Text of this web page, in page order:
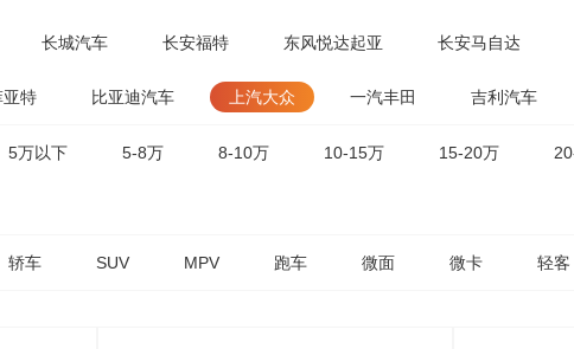
长城汽车 长安福特 东风悦达起亚 长安马自达
亚特 比亚迪汽车 上汽大众 一汽丰田 吉利汽车
5万以下 5-8万 8-10万 10-15万 15-20万
轿车 SUV MPV 跑车 微面 微卡 轻客